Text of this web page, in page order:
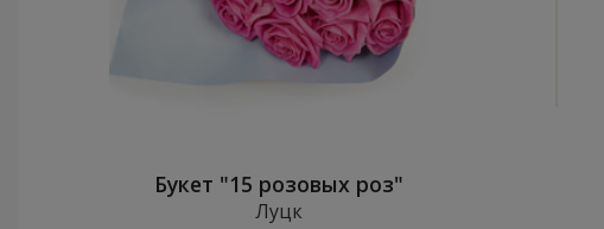
Букет "15 розовых роз"
Луцк